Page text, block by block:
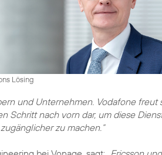
Lösing
und Unternehmen. Vodafone freut
Schritt nach vorn dar, um diese
zu machen.“